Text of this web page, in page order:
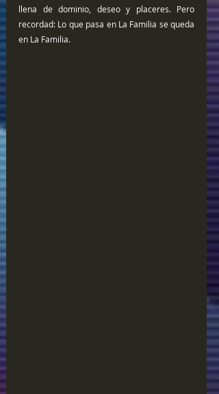
llena de dominio, deseo y placeres. Pero
recordad: Lo que pasa en La Familia se queda
en La Familia.